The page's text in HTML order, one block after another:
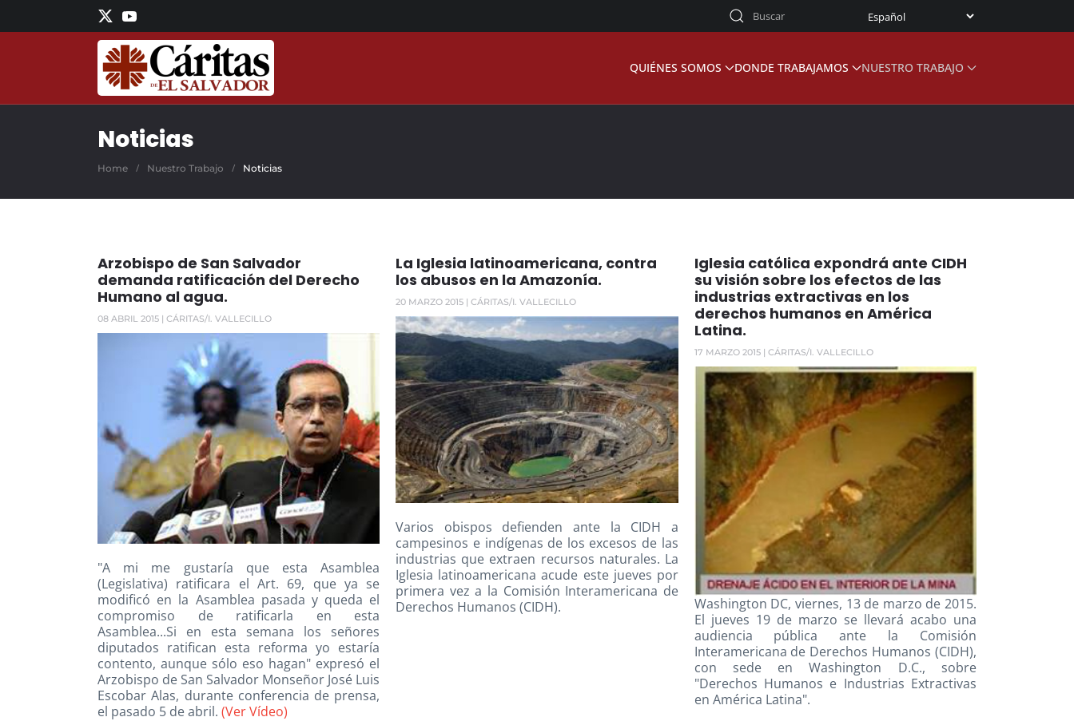
Skip to main content
QUIÉNES SOMOS DONDE TRABAJAMOS NUESTRO TRABAJO
Noticias
Home Nuestro Trabajo Noticias
Arzobispo de San Salvador
demanda ratificación del Derecho
Humano al agua.
08 ABRIL 2015 | CÁRITAS/I. VALLECILLO
"A mi me gustaría que esta Asamblea
(Legislativa) ratificara el Art. 69, que ya se
modificó en la Asamblea pasada y queda el
compromiso de ratificarla en esta
Asamblea...Si en esta semana los señores
diputados ratifican esta reforma yo estaría
contento, aunque sólo eso hagan" expresó el
Arzobispo de San Salvador Monseñor José Luis
Escobar Alas, durante conferencia de prensa,
el pasado 5 de abril. (Ver Vídeo)
La Iglesia latinoamericana, contra
los abusos en la Amazonía.
20 MARZO 2015 | CÁRITAS/I. VALLECILLO
Varios obispos defienden ante la CIDH a
campesinos e indígenas de los excesos de las
industrias que extraen recursos naturales. La
Iglesia latinoamericana acude este jueves por
primera vez a la Comisión Interamericana de
Derechos Humanos (CIDH).
Iglesia católica expondrá ante CIDH
su visión sobre los efectos de las
industrias extractivas en los
derechos humanos en América
Latina.
17 MARZO 2015| CÁRITAS/I. VALLECILLO
Washington DC, viernes, 13 de marzo de 2015.
El jueves 19 de marzo se llevará acabo una
audiencia pública ante la Comisión
Interamericana de Derechos Humanos (CIDH),
con sede en Washington D.C., sobre
"Derechos Humanos e Industrias Extractivas
en América Latina".